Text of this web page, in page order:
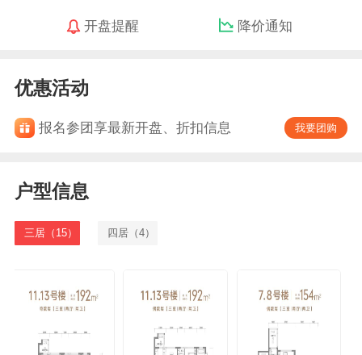
开盘提醒 降价通知
优惠活动
报名参团享最新开盘、折扣信息 我要团购
户型信息
三居（15） 四居（4）